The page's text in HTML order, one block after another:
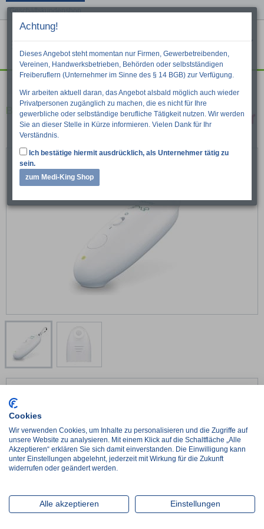
Geschäftskundenshop
Menu Suche
Beurer Insektenstichheiler BR 10
Lieferumfang:
2 x 1,5 V AAA Batterie
€29,74*
netto:
Lieferzeit ca. 2-3 Werktage
Achtung!
Dieses Angebot steht momentan nur Firmen, Gewerbetreibenden,
Vereinen, Handwerksbetrieben, Behörden oder selbstständigen
Freiberuflern (Unternehmer im Sinne des § 14 BGB) zur Verfügung.
Wir arbeiten aktuell daran, das Angebot alsbald möglich auch wieder
Privatpersonen zugänglich zu machen, die es nicht für Ihre
gewerbliche oder selbständige berufliche Tätigkeit nutzen. Wir werden
Sie an dieser Stelle in Kürze informieren. Vielen Dank für Ihr
Verständnis.
Ich bestätige hiermit ausdrücklich, als Unternehmer tätig zu
sein.
zum Medi-King Shop
Cookies
Wir verwenden Cookies, um Inhalte zu personalisieren und die Zugriffe auf
unsere Website zu analysieren. Mit einem Klick auf die Schaltfläche „Alle
Akzeptieren“ erklären Sie sich damit einverstanden. Die Einwilligung kann
unter Einstellungen abgelehnt, jederzeit mit Wirkung für die Zukunft
widerrufen oder geändert werden.
Alle akzeptieren Einstellungen